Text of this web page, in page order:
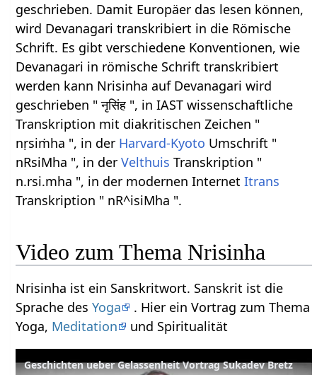
geschrieben. Damit Europäer das lesen können,
wird Devanagari transkribiert in die Römische
Schrift. Es gibt verschiedene Konventionen, wie
Devanagari in römische Schrift transkribiert
werden kann Nrisinha auf Devanagari wird
geschrieben " नृसिंह ", in IAST wissenschaftliche
Transkription mit diakritischen Zeichen "
nṛsiṁha ", in der Harvard-Kyoto Umschrift "
nRsiMha ", in derVelthuis Transkription "
n.rsi.mha ", in der modernen InternetItrans
Transkription " nR^isiMha ".
Video zum Thema Nrisinha
Nrisinha ist ein Sanskritwort. Sanskrit ist die
Sprache desYoga
. Hier ein Vortrag zum Thema
Yoga, Meditation und Spiritualität
Geschichten ueber Gelassenheit Vortrag Sukadev Bretz